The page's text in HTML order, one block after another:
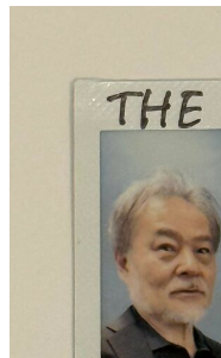
マインドセット
忘れられない言葉
ライフスタイル・生き方
40代からの景色
パートナーとの歩み方